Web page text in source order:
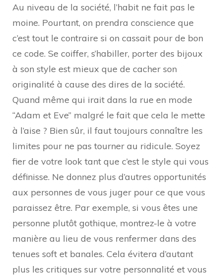
Au niveau de la société, l’habit ne fait pas le
moine. Pourtant, on prendra conscience que
c’est tout le contraire si on cassait pour de bon
ce code. Se coiffer, s’habiller, porter des bijoux
à son style est mieux que de cacher son
originalité à cause des dires de la société.
Quand même qui irait dans la rue en mode
“Adam et Eve” malgré le fait que cela le mette
à l’aise ? Bien sûr, il faut toujours connaître les
limites pour ne pas tourner au ridicule. Soyez
fier de votre look tant que c’est le style qui vous
définisse. Ne donnez plus d’autres opportunités
aux personnes de vous juger pour ce que vous
paraissez être. Par exemple, si vous êtes une
personne plutôt gothique, montrez-le à votre
manière au lieu de vous renfermer dans des
tenues soft et banales. Cela évitera d’autant
plus les critiques sur votre personnalité et vous